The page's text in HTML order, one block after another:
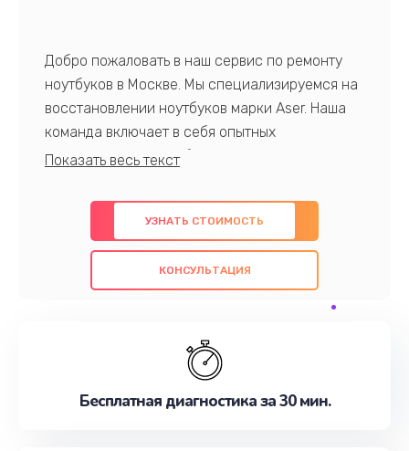
Добро пожаловать в наш сервис по ремонту
ноутбуков в Москве. Мы специализируемся на
восстановлении ноутбуков марки Aser. Наша
команда включает в себя опытных
профессионалов с обширными знаниями и
предлагаем быстрый и качественный ремонт с
использованием оригинальных компонентов, а
также гарантируем качество всех
проведенных работ. Наша цель - предоставить
наилучшим образом. Не медлите записаться на
УЗНАТЬ СТОИМОСТЬ
КОНСУЛЬТАЦИЯ
Бесплатная диагностика за 30 мин.